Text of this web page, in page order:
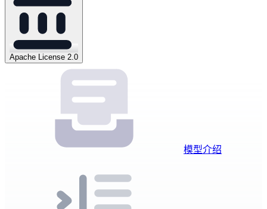
Apache License 2.0
模型介绍